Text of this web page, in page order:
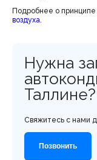
Подробнее о
воздуха.
Нужна
Таллине?
Свяжитесь с нами
Позвонить